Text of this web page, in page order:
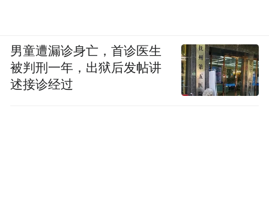
男童遭漏诊身亡，首诊医生
被判刑一年，出狱后发帖讲
述接诊经过